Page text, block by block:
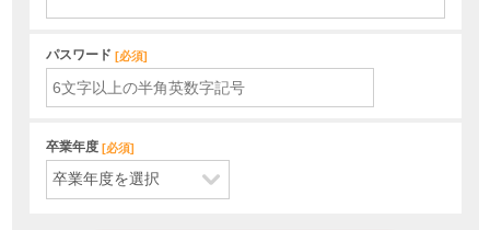
パスワード [必須]
卒業年度 [必須]